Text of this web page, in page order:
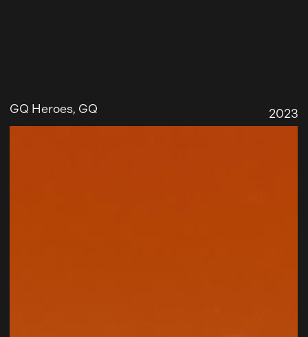
GQ Heroes, GQ 2023